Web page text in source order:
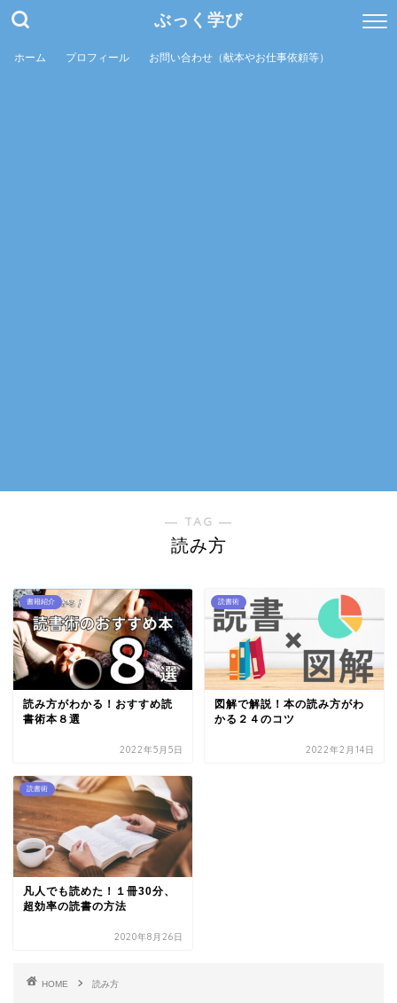
ぶっく学び
ホーム プロフィール お問い合わせ（献本やお仕事依頼等）
― TAG ―
読み方
書籍紹介
読み方がわかる！おすすめ読
書術本８選
2022年5月5日
読書術
図解で解説！本の読み方がわ
かる２４のコツ
2022年2月14日
読書術
凡人でも読めた！１冊30分、
超効率の読書の方法
2020年8月26日
HOME 読み方